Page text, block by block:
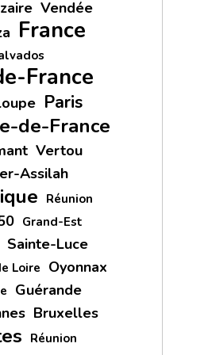
Vendée
France
France
Paris
de-France
Vertou
Assilah
Réunion
Grand-Est
Sainte-Luce
Loire Oyonnax
Guérande
Bruxelles
Réunion